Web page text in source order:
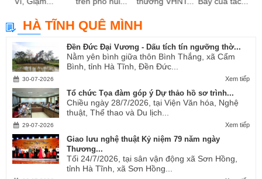
HÀ TĨNH QUÊ MÌNH
Đền Đức Đại Vương - Dấu tích tín ngưỡng thờ...
Nằm yên bình giữa thôn Bình Thắng, xã Cẩm
Bình, tỉnh Hà Tĩnh, Đền Đức...
Xem tiếp
30-07-2026
Tổ chức Tọa đàm góp ý Dự thảo hồ sơ trình...
Chiều ngày 28/7/2026, tại Viện Văn hóa, Nghệ
thuật, Thể thao và Du lịch...
Xem tiếp
29-07-2026
Giao lưu nghệ thuật Kỷ niệm 79 năm ngày
Thương...
Tối 24/7/2026, tại sân vận động xã Sơn Hồng,
tỉnh Hà Tĩnh, xã Sơn Hồng...